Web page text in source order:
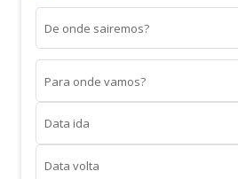
De onde sairemos?
Para onde vamos?
Data ida
Data volta